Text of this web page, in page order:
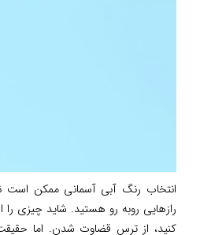
انتخاب رنگ آبی آسمانی ممکن است
رازهایی روبه رو هستید. شاید چیزی را
کنید، از ترس قضاوت شدن. اما